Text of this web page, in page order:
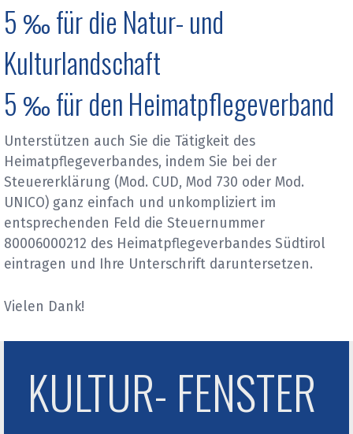
5 ‰ für die Natur- und
Kulturlandschaft
5 ‰ für den Heimatpflegeverband
Unterstützen auch Sie die Tätigkeit des
Heimatpflegeverbandes, indem Sie bei der
Steuererklärung (Mod. CUD, Mod 730 oder Mod.
UNICO) ganz einfach und unkompliziert im
entsprechenden Feld die Steuernummer
80006000212 des Heimatpflegeverbandes Südtirol
eintragen und Ihre Unterschrift daruntersetzen.
Vielen Dank!
KULTUR- FENSTER